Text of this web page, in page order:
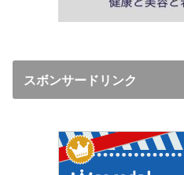
スボンサードリンク